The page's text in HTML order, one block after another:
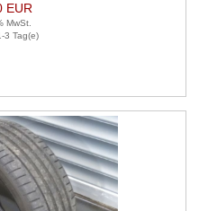
EUR
MwSt.
3 Tag(e)